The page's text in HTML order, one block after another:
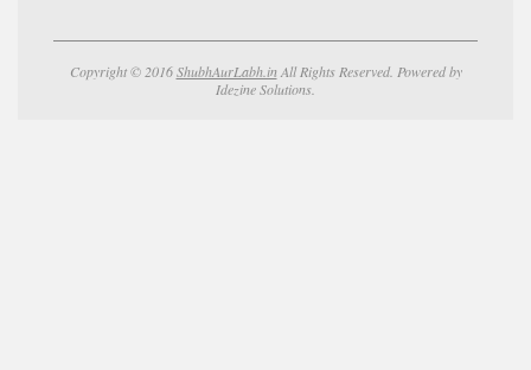
Copyright © 2016ShubhAurLabh.in All Rights Reserved. Powered by
Idezine Solutions.